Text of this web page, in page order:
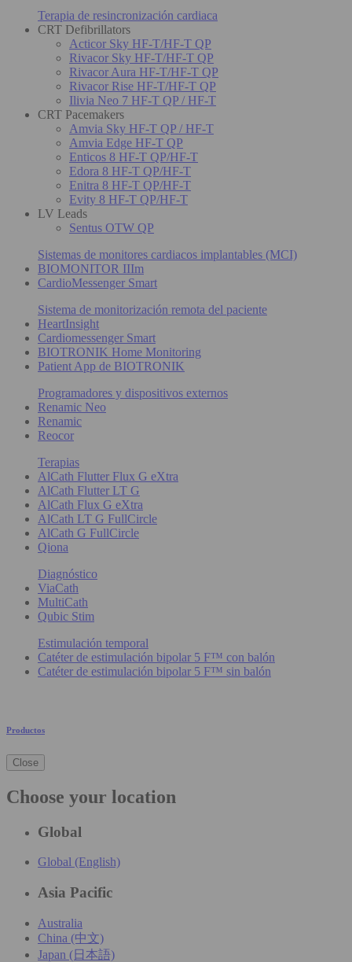
Terapia de resincronización cardiaca
CRT Defibrillators
Acticor Sky HF-T/HF-T QP
Rivacor Sky HF-T/HF-T QP
Rivacor Aura HF-T/HF-T QP
Rivacor Rise HF-T/HF-T QP
Ilivia Neo 7 HF-T QP / HF-T
CRT Pacemakers
Amvia Sky HF-T QP / HF-T
Amvia Edge HF-T QP
Enticos 8 HF-T QP/HF-T
Edora 8 HF-T QP/HF-T
Enitra 8 HF-T QP/HF-T
Evity 8 HF-T QP/HF-T
LV Leads
Sentus OTW QP
Sistemas de monitores cardiacos implantables (MCI)
BIOMONITOR IIIm
CardioMessenger Smart
Sistema de monitorización remota del paciente
HeartInsight
Cardiomessenger Smart
BIOTRONIK Home Monitoring
Patient App de BIOTRONIK
Programadores y dispositivos externos
Renamic Neo
Renamic
Reocor
Terapias
AlCath Flutter Flux G eXtra
AlCath Flutter LT G
AlCath Flux G eXtra
AlCath LT G FullCircle
AlCath G FullCircle
Qiona
Diagnóstico
ViaCath
MultiCath
Qubic Stim
Estimulación temporal
Catéter de estimulación bipolar 5 F™ con balón
Catéter de estimulación bipolar 5 F™ sin balón
Productos
Close
Choose your location
Global
Global (English)
Asia Pacific
Australia
China (中文)
Japan (日本語)